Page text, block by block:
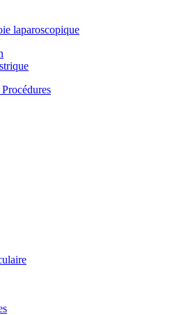
laparoscopique